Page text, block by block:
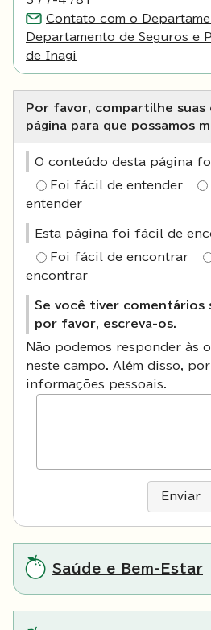
Contato com o
Departamento de Seguros e
de Inagi
Por favor, compartilhe suas
página para que possamos
O conteúdo desta página
Foi fácil de entender
entender
Esta página foi fácil de
Foi fácil de encontrar
encontrar
Se você tiver comentários
por favor, escreva-os.
Não podemos responder às
neste campo. Além disso,
informações pessoais.
Enviar
Saúde e Bem-Estar